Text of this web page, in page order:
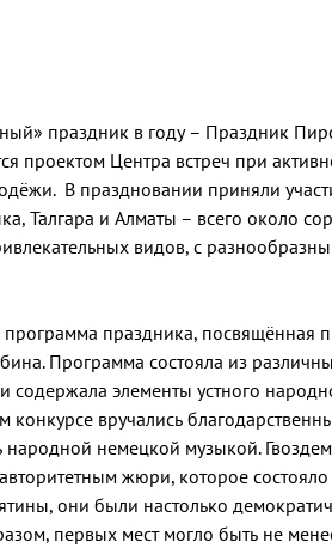
праздник в году – Праздник
проектом Центра встреч при
В праздновании приняли
Талгара и Алматы – всего около
видов, с
праздника, посвящённая
Программа состояла из
элементы устного
конкурсе вручались
немецкой музыкой.
жюри, которое
они были настолько
первых мест могло быть не